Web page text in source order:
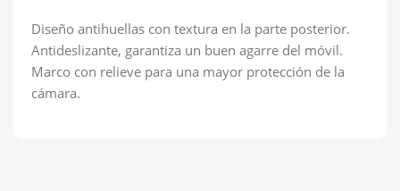
Diseño antihuellas con textura en la parte posterior.
Antideslizante, garantiza un buen agarre del móvil.
Marco con relieve para una mayor protección de la
cámara.